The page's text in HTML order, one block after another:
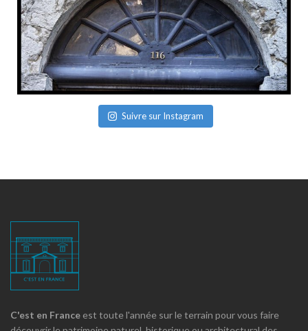
Suivre sur Instagram
C'est en France est toute l'année sur le terrain pour vous faire